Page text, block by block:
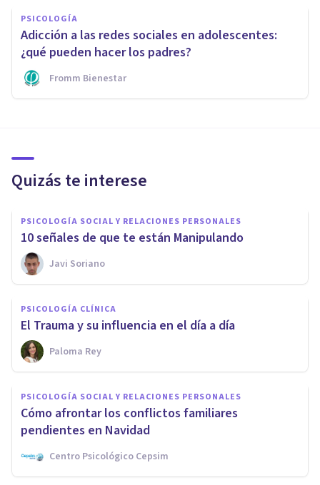
PSICOLOGÍA
Adicción a las redes sociales en adolescentes:
¿qué pueden hacer los padres?
Fromm Bienestar
Quizás te interese
PSICOLOGÍA SOCIAL Y RELACIONES PERSONALES
10 señales de que te están Manipulando
Javi Soriano
PSICOLOGÍA CLÍNICA
El Trauma y su influencia en el día a día
Paloma Rey
PSICOLOGÍA SOCIAL Y RELACIONES PERSONALES
Cómo afrontar los conflictos familiares
pendientes en Navidad
Centro Psicológico Cepsim